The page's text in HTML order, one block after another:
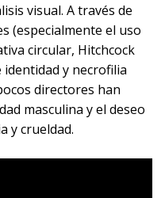
visual. A través de
(especialmente el uso
circular, Hitchcock
y necrofilia
directores han
masculina y el deseo
y crueldad.